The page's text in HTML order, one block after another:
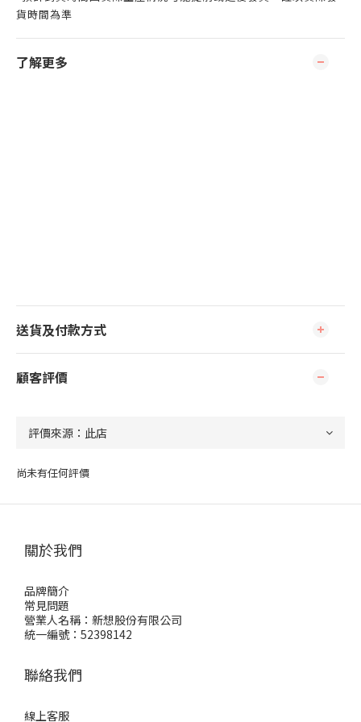
貨時間為準
了解更多
送貨及付款方式
顧客評價
尚未有任何評價
關於我們
品牌簡介
常見問題
營業人名稱：新想股份有限公司
統一編號：52398142
聯絡我們
線上客服